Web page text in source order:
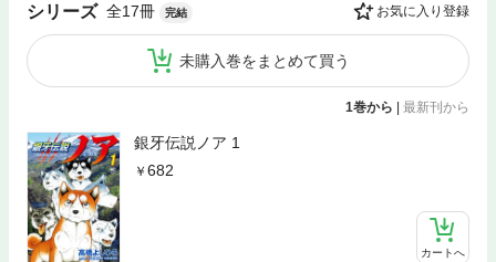
シリーズ 全17冊 完結 お気に入り登録
未購入巻をまとめて買う
1巻から 最新刊から
銀牙伝説ノア 1
682
カートへ